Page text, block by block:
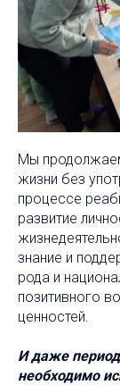
Мы
жизни без
процессе
развитие
знание и
рода и
позитивного
ценностей.
И даже
необходимо